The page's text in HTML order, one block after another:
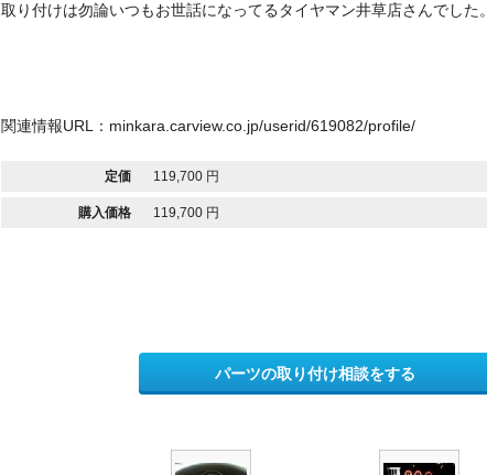
取り付けは勿論いつもお世話になってるタイヤマン井草店さんでした。
関連情報URL：minkara.carview.co.jp/userid/619082/profile/
定価 119,700 円
購入価格 119,700 円
パーツの取り付け相談をする